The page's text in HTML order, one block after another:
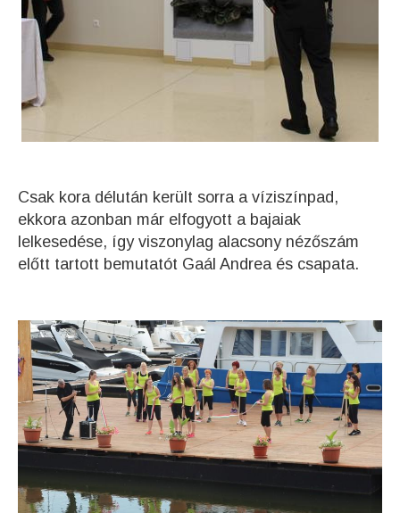
Csak kora délután került sorra a víziszínpad,
ekkora azonban már elfogyott a bajaiak
lelkesedése, így viszonylag alacsony nézőszám
előtt tartott bemutatót Gaál Andrea és csapata.